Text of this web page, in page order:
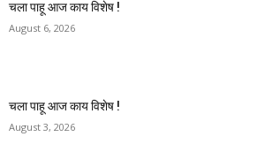
चला पाहू आज काय विशेष !
August 6, 2026
चला पाहू आज काय विशेष !
August 3, 2026